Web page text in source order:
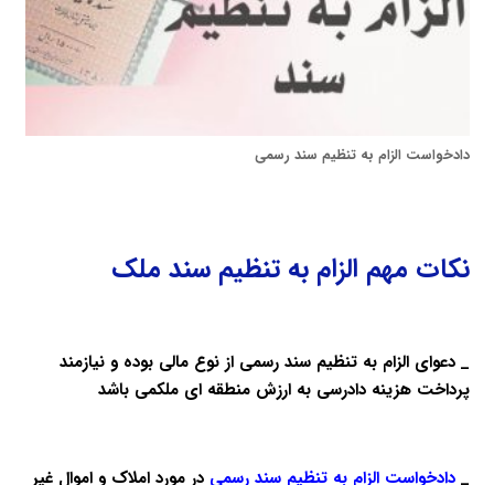
دادخواست الزام به تنظیم سند رسمی
نکات مهم الزام به تنظیم سند ملک
_ دعوای الزام به تنظیم سند رسمی از نوع مالی بوده و نیازمند
پرداخت هزینه دادرسی به ارزش منطقه ای ملکمی باشد
_دادخواست الزام به تنظیم سند رسمی در مورد املاک و اموال غیر